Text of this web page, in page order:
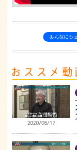
みんなにシ
2020/06/17